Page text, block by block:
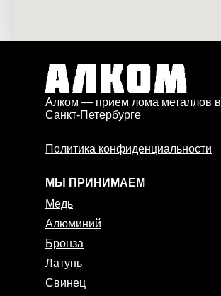
Алком — прием лома металлов в
Санкт-Петербурге
Политика конфиденциальности
МЫ ПРИНИМАЕМ
Медь
Алюминий
Бронза
Латунь
Свинец